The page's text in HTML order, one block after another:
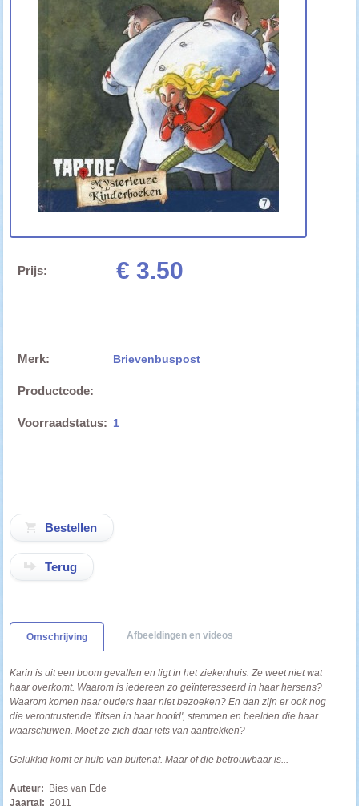
Prijs: € 3.50
Merk: Brievenbuspost
Productcode:
Voorraadstatus: 1
Terug
Omschrijving Afbeeldingen en videos
Karin is uit een boom gevallen en ligt in het ziekenhuis. Ze weet niet wat
haar overkomt. Waarom is iedereen zo geïnteresseerd in haar hersens?
Waarom komen haar ouders haar niet bezoeken? En dan zijn er ook nog
die verontrustende 'flitsen in haar hoofd', stemmen en beelden die haar
waarschuwen. Moet ze zich daar iets van aantrekken?
Gelukkig komt er hulp van buitenaf. Maar of die betrouwbaar is...
Auteur: Bies van Ede
Jaartal: 2011